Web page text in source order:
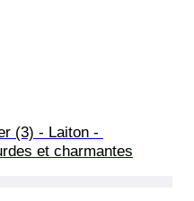
(3) - Laiton -
et charmantes